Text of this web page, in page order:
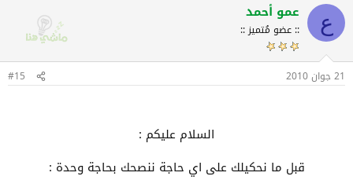
ع عمو أحمد
:: عضو مُتميز ::
21 جوان 2010 #15
السلام عليكم :
قبل ما نحكيلك على اي حاجة ننصحك بحاجة وحدة :